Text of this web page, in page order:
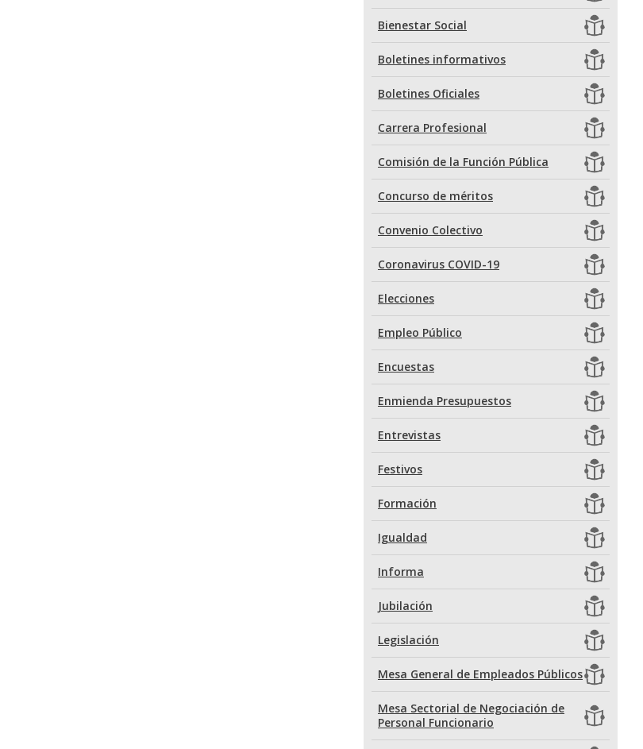
Bienestar Social
Boletines informativos
Boletines Oficiales
Carrera Profesional
Comisión de la Función Pública
Concurso de méritos
Convenio Colectivo
Coronavirus COVID-19
Elecciones
Empleo Público
Encuestas
Enmienda Presupuestos
Entrevistas
Festivos
Formación
Igualdad
Informa
Jubilación
Legislación
Mesa General de Empleados Públicos
Mesa Sectorial de Negociación de
Personal Funcionario